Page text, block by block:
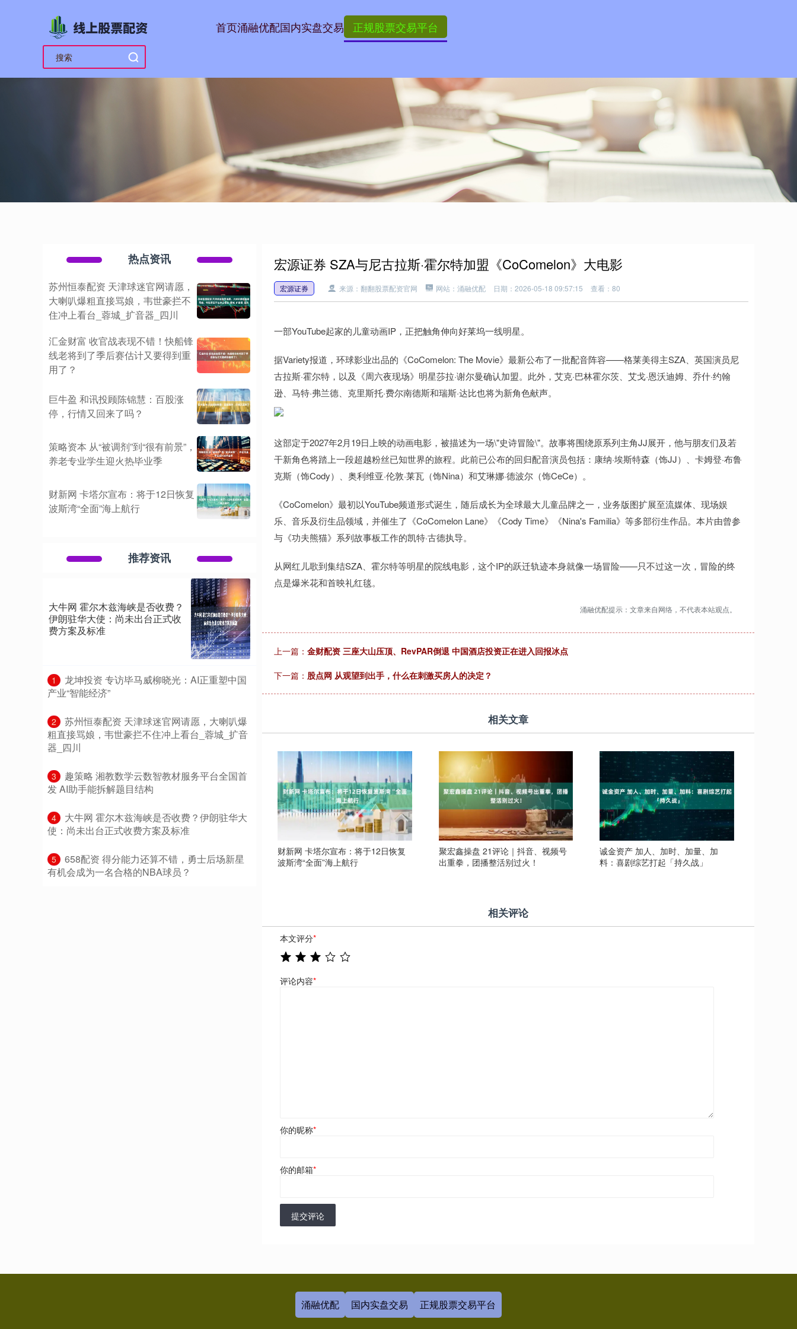
首页涌融优配国内实盘交易 正规股票交易平台
宏源证券 SZA与尼古拉斯·霍尔特加盟《CoComelon》大电影
宏源证券 来源：翻翻股票配资官网 网站：涌融优配 日期：2026-05-18 09:57:15 查看：80
一部YouTube起家的儿童动画IP，正把触角伸向好莱坞一线明星。
据Variety报道，环球影业出品的《CoComelon: The Movie》最新公布了一批配音阵容——格莱美得主SZA、英国演员尼
古拉斯·霍尔特，以及《周六夜现场》明星莎拉·谢尔曼确认加盟。此外，艾克·巴林霍尔茨、艾戈·恩沃迪姆、乔什·约翰
逊、马特·弗兰德、克里斯托·费尔南德斯和瑞斯·达比也将为新角色献声。
这部定于2027年2月19日上映的动画电影，被描述为一场\"史诗冒险\"。故事将围绕原系列主角JJ展开，他与朋友们及若
干新角色将踏上一段超越粉丝已知世界的旅程。此前已公布的回归配音演员包括：康纳·埃斯特森（饰JJ）、卡姆登·布鲁
克斯（饰Cody）、奥利维亚·伦敦·莱瓦（饰Nina）和艾琳娜·德波尔（饰CeCe）。
《CoComelon》最初以YouTube频道形式诞生，随后成长为全球最大儿童品牌之一，业务版图扩展至流媒体、现场娱
乐、音乐及衍生品领域，并催生了《CoComelon Lane》《Cody Time》《Nina's Familia》等多部衍生作品。本片由曾参
与《功夫熊猫》系列故事板工作的凯特·古德执导。
从网红儿歌到集结SZA、霍尔特等明星的院线电影，这个IP的跃迁轨迹本身就像一场冒险——只不过这一次，冒险的终
点是爆米花和首映礼红毯。
涌融优配提示：文章来自网络，不代表本站观点。
上一篇： 金财配资 三座大山压顶、RevPAR倒退 中国酒店投资正在进入回报冰点
下一篇： 股点网 从观望到出手，什么在刺激买房人的决定？
相关文章
财新网 卡塔尔宣布：将于12日恢复
波斯湾“全面”海上航行
聚宏鑫操盘 21评论｜抖音、视频号
出重拳，团播整活别过火！
诚金资产 加人、加时、加量、加
料：喜剧综艺打起「持久战」
相关评论
本文评分*
评论内容*
你的昵称*
你的邮箱*
提交评论
热点资讯
苏州恒泰配资 天津球迷官网请愿，
大喇叭爆粗直接骂娘，韦世豪拦不
住冲上看台_蓉城_扩音器_四川
汇金财富 收官战表现不错！快船锋
线老将到了季后赛估计又要得到重
用了？
巨牛盈 和讯投顾陈锦慧：百股涨
停，行情又回来了吗？
策略资本 从“被调剂”到“很有前景”，
养老专业学生迎火热毕业季
财新网 卡塔尔宣布：将于12日恢复
波斯湾“全面”海上航行
推荐资讯
大牛网 霍尔木兹海峡是否收费？
伊朗驻华大使：尚未出台正式收
费方案及标准
1
​龙坤投资 专访毕马威柳晓光：AI正重塑中国
产业“智能经济”
2
​苏州恒泰配资 天津球迷官网请愿，大喇叭爆
粗直接骂娘，韦世豪拦不住冲上看台_蓉城_扩音
器_四川
3
​趣策略 湘教数学云数智教材服务平台全国首
发 AI助手能拆解题目结构
4
​大牛网 霍尔木兹海峡是否收费？伊朗驻华大
使：尚未出台正式收费方案及标准
5
​658配资 得分能力还算不错，勇士后场新星
有机会成为一名合格的NBA球员？
涌融优配 国内实盘交易 正规股票交易平台